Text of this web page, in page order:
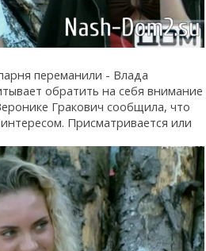
переманили - Влада
обратить на себя внимание
Гракович сообщила, что
Присматривается или